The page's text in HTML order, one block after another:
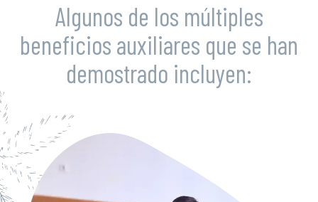
Algunos de los múltiples
beneficios auxiliares que se han
demostrado incluyen: